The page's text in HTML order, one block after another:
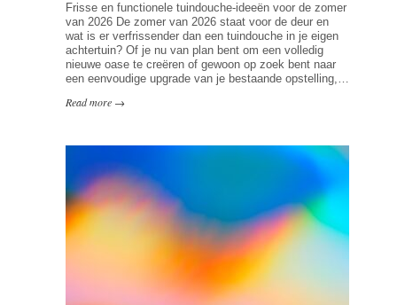
Frisse en functionele tuindouche-ideeën voor de zomer
van 2026 De zomer van 2026 staat voor de deur en
wat is er verfrissender dan een tuindouche in je eigen
achtertuin? Of je nu van plan bent om een volledig
nieuwe oase te creëren of gewoon op zoek bent naar
een eenvoudige upgrade van je bestaande opstelling,…
Read more →